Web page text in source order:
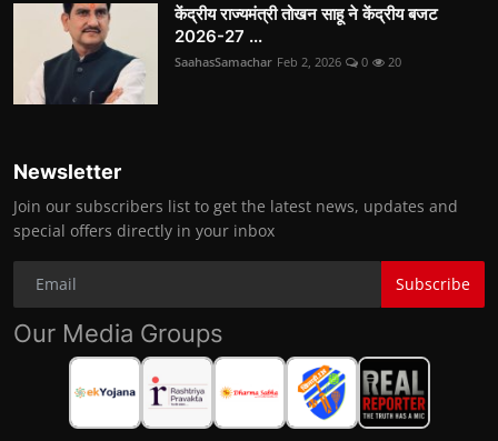
केंद्रीय राज्यमंत्री तोखन साहू ने केंद्रीय बजट
2026-27 ...
SaahasSamachar Feb 2, 2026 0 20
Newsletter
Join our subscribers list to get the latest news, updates and
special offers directly in your inbox
Subscribe
Our Media Groups